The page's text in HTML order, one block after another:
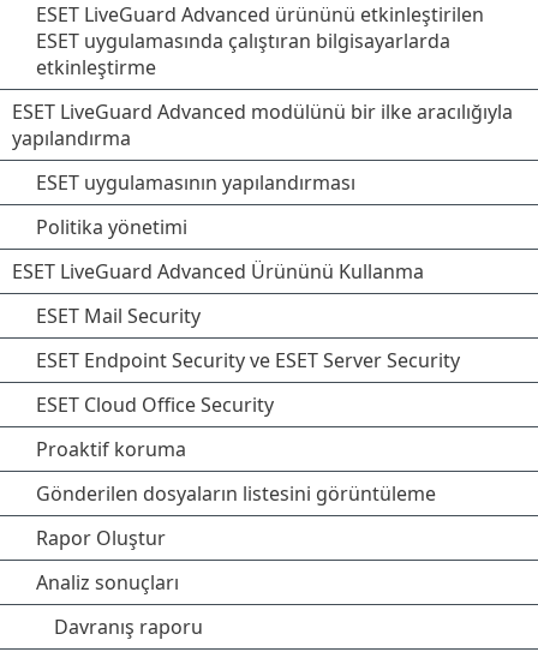
ESET LiveGuard Advanced ürününü etkinleştirilen
ESET uygulamasında çalıştıran bilgisayarlarda
etkinleştirme
ESET LiveGuard Advanced modülünü bir ilke aracılığıyla
yapılandırma
ESET uygulamasının yapılandırması
Politika yönetimi
ESET LiveGuard Advanced Ürününü Kullanma
ESET Mail Security
ESET Endpoint Security ve ESET Server Security
ESET Cloud Office Security
Proaktif koruma
Gönderilen dosyaların listesini görüntüleme
Rapor Oluştur
Analiz sonuçları
Davranış raporu